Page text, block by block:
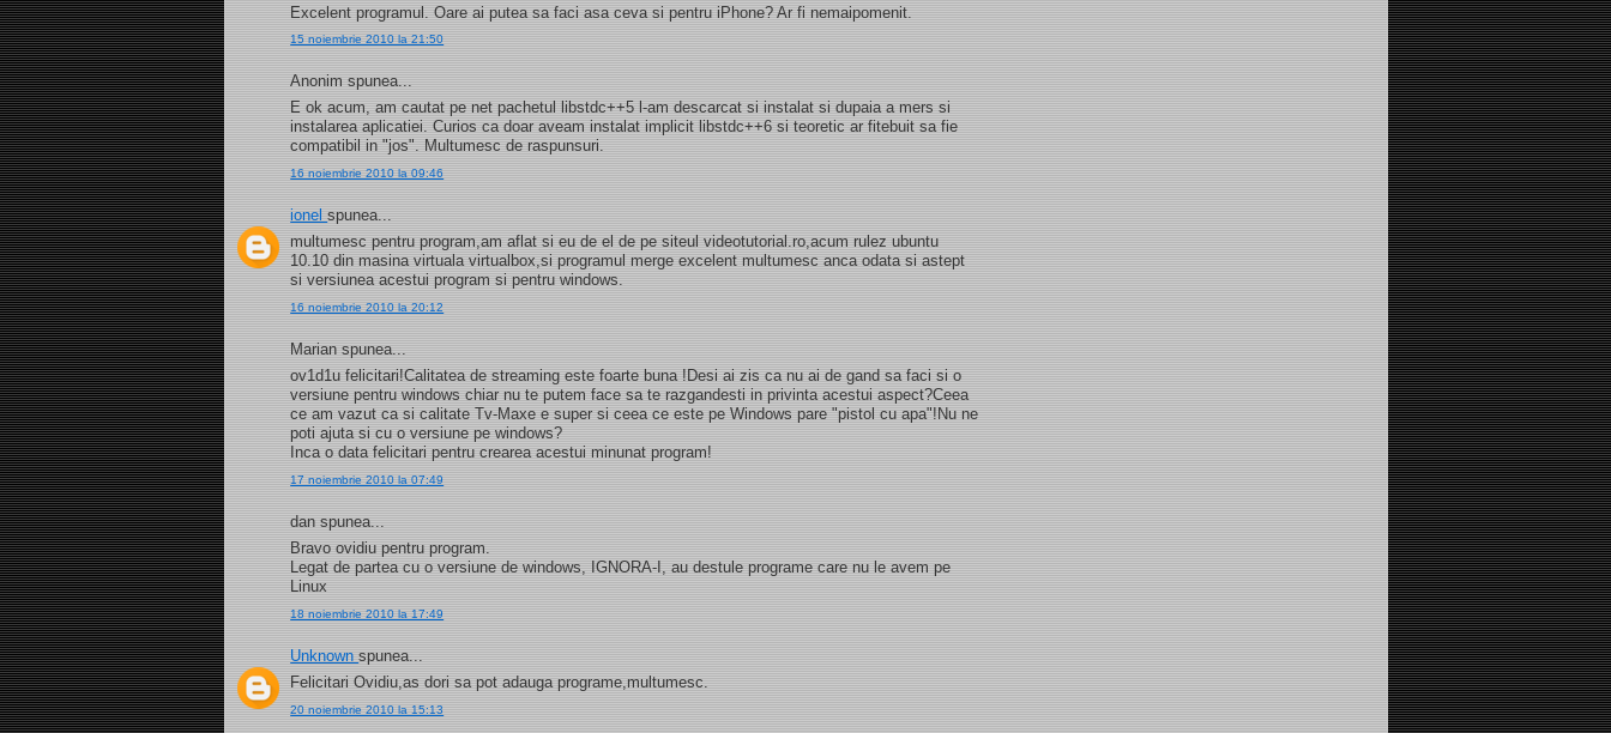
Excelent programul. Oare ai putea sa faci asa ceva si pentru iPhone? Ar fi nemaipomenit.
15 noiembrie 2010 la 21:50
Anonim spunea...
E ok acum, am cautat pe net pachetul libstdc++5 l-am descarcat si instalat si dupaia a mers si
instalarea aplicatiei. Curios ca doar aveam instalat implicit libstdc++6 si teoretic ar fitebuit sa fie
compatibil in "jos". Multumesc de raspunsuri.
16 noiembrie 2010 la 09:46
ionelspunea...
multumesc pentru program,am aflat si eu de el de pe siteul videotutorial.ro,acum rulez ubuntu
10.10 din masina virtuala virtualbox,si programul merge excelent multumesc anca odata si astept
si versiunea acestui program si pentru windows.
16 noiembrie 2010 la 20:12
Marian spunea...
ov1d1u felicitari!Calitatea de streaming este foarte buna !Desi ai zis ca nu ai de gand sa faci si o
versiune pentru windows chiar nu te putem face sa te razgandesti in privinta acestui aspect?Ceea
ce am vazut ca si calitate Tv-Maxe e super si ceea ce este pe Windows pare "pistol cu apa"!Nu ne
poti ajuta si cu o versiune pe windows?
Inca o data felicitari pentru crearea acestui minunat program!
17 noiembrie 2010 la 07:49
dan spunea...
Bravo ovidiu pentru program.
Legat de partea cu o versiune de windows, IGNORA-I, au destule programe care nu le avem pe
Linux
18 noiembrie 2010 la 17:49
Unknownspunea...
Felicitari Ovidiu,as dori sa pot adauga programe,multumesc.
20 noiembrie 2010 la 15:13